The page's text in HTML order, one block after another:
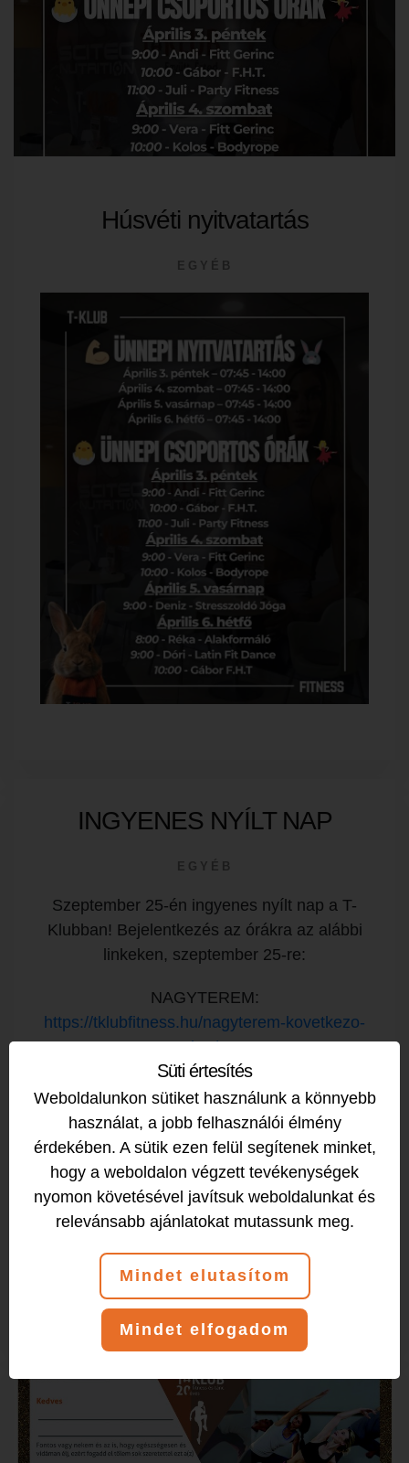
Húsvéti nyitvatartás
EGYÉB
INGYENES NYÍLT NAP
EGYÉB
Szeptember 25-én ingyenes nyílt nap a T-
Klubban! Bejelentkezés az órákra az alábbi
linkeken, szeptember 25-re:
NAGYTEREM:
https://tklubfitness.hu/nagyterem-kovetkezo-
het/
KISTEREM:https://tklubfitness.hu/kisterem-
kovetkezo-het/
FUNKCIONÁLIS TEREM:
https://tklubfitness.hu/funkcionalis-terem-
kovetkezo-het/
SPINNING:https://tklubfitness.hu/spinning-
kovetkezo-het/
Süti értesítés
Weboldalunkon sütiket használunk a könnyebb
használat, a jobb felhasználói élmény
érdekében. A sütik ezen felül segítenek minket,
hogy a weboldalon végzett tevékenységek
nyomon követésével javítsuk weboldalunkat és
relevánsabb ajánlatokat mutassunk meg.
Mindet elutasítom
Mindet elfogadom